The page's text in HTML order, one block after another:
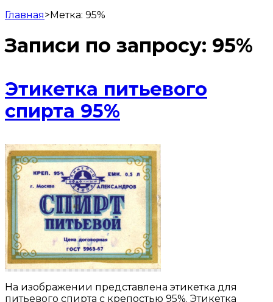
Главная>Метка: 95%
Записи по запросу: 95%
Этикетка питьевого
спирта 95%
На изображении представлена этикетка для
питьевого спирта с крепостью 95%. Этикетка